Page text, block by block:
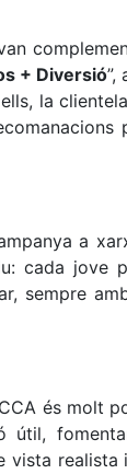
+ Diversió”,
la
a
cada jove
sempre
és molt
útil,
vista